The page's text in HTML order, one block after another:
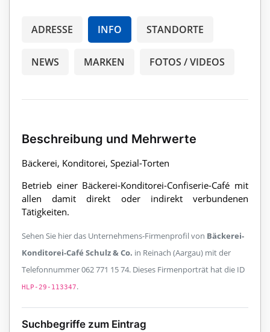
ADRESSE INFO STANDORTE
NEWS MARKEN FOTOS / VIDEOS
Beschreibung und Mehrwerte
Bäckerei, Konditorei, Spezial-Torten
Betrieb einer Bäckerei-Konditorei-Confiserie-Café mit
allen damit direkt oder indirekt verbundenen
Tätigkeiten.
Sehen Sie hier das Unternehmens-Firmenprofil von Bäckerei-
Konditorei-Café Schulz & Co. in Reinach (Aargau) mit der
Telefonnummer 062 771 15 74. Dieses Firmenporträt hat die ID
HLP-29-113347.
Suchbegriffe zum Eintrag